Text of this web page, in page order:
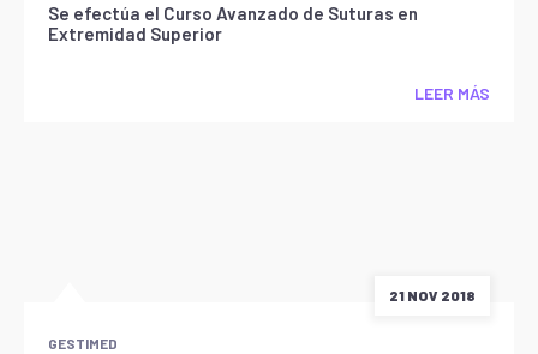
Se efectúa el Curso Avanzado de Suturas en
Extremidad Superior
LEER MÁS
21 NOV 2018
GESTIMED